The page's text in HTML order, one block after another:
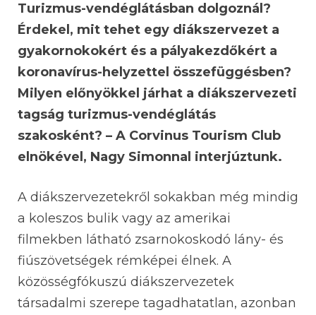
Turizmus-vendéglátásban dolgoznál?
Érdekel, mit tehet egy diákszervezet a
gyakornokokért és a pályakezdőkért a
koronavírus-helyzettel összefüggésben?
Milyen előnyökkel járhat a diákszervezeti
tagság turizmus-vendéglátás
szakosként? – A Corvinus Tourism Club
elnökével, Nagy Simonnal interjúztunk.
A diákszervezetekről sokakban még mindig
a koleszos bulik vagy az amerikai
filmekben látható zsarnokoskodó lány- és
fiúszövetségek rémképei élnek. A
közösségfókuszú diákszervezetek
társadalmi szerepe tagadhatatlan, azonban